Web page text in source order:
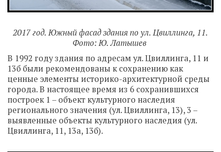
2017 год. Южный фасад здания по ул. Цвиллинга, 11.
Фото: Ю. Латышев
В 1992 году здания по адресам ул. Цвиллинга, 11 и
13б были рекомендованы к сохранению как
ценные элементы историко-архитектурной среды
города. В настоящее время из 6 сохранившихся
построек 1 – объект культурного наследия
регионального значения (ул. Цвиллинга, 13), 3 –
выявленные объекты культурного наследия (ул.
Цвиллинга, 11, 13а, 13б).